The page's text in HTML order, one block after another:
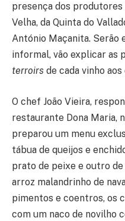
presença dos produtores
Velha, da Quinta do
António Maçanita. Serão
informal, vão explicar as
terroirs de cada vinho
O chef João Vieira,
restaurante Dona Maria,
preparou um menu
tábua de queijos e
prato de peixe e outro
arroz malandrinho de
pimentos e coentros, os
com um naco de novilho